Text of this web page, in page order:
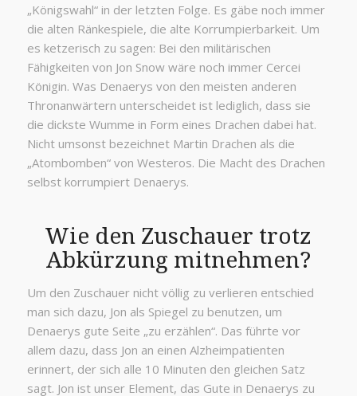
„Königswahl“ in der letzten Folge. Es gäbe noch immer
die alten Ränkespiele, die alte Korrumpierbarkeit. Um
es ketzerisch zu sagen: Bei den militärischen
Fähigkeiten von Jon Snow wäre noch immer Cercei
Königin. Was Denaerys von den meisten anderen
Thronanwärtern unterscheidet ist lediglich, dass sie
die dickste Wumme in Form eines Drachen dabei hat.
Nicht umsonst bezeichnet Martin Drachen als die
„Atombomben“ von Westeros. Die Macht des Drachen
selbst korrumpiert Denaerys.
Wie den Zuschauer trotz
Abkürzung mitnehmen?
Um den Zuschauer nicht völlig zu verlieren entschied
man sich dazu, Jon als Spiegel zu benutzen, um
Denaerys gute Seite „zu erzählen“. Das führte vor
allem dazu, dass Jon an einen Alzheimpatienten
erinnert, der sich alle 10 Minuten den gleichen Satz
sagt. Jon ist unser Element, das Gute in Denaerys zu